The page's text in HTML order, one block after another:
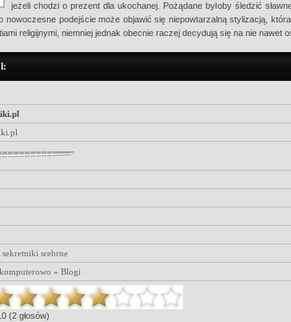
jeżeli chodzi o prezent dla ukochanej. Pożądane byłoby śledzić
nowoczesne podejście może objawić się niepowtarzalną stylizacją,
religijnymi, niemniej jednak obecnie raczej decydują się na nie nawet
sekretniki srebrne
» Blogi
(2 głosów)